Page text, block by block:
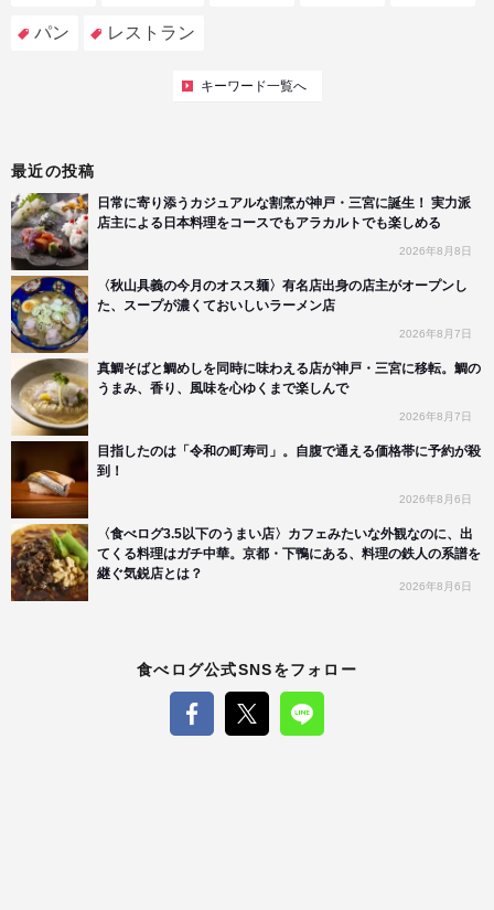
パン レストラン
キーワード一覧へ
最近の投稿
日常に寄り添うカジュアルな割烹が神戸・三宮に誕生！ 実力派
店主による日本料理をコースでもアラカルトでも楽しめる
2026年8月8日
〈秋山具義の今月のオスス麺〉有名店出身の店主がオープンし
た、スープが濃くておいしいラーメン店
2026年8月7日
真鯛そばと鯛めしを同時に味わえる店が神戸・三宮に移転。鯛の
うまみ、香り、風味を心ゆくまで楽しんで
2026年8月7日
目指したのは「令和の町寿司」。自腹で通える価格帯に予約が殺
到！
2026年8月6日
〈食べログ3.5以下のうまい店〉カフェみたいな外観なのに、出
てくる料理はガチ中華。京都・下鴨にある、料理の鉄人の系譜を
継ぐ気鋭店とは？
2026年8月6日
食べログ公式SNSをフォロー